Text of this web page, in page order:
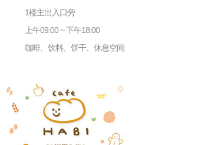
1楼主出入口旁
上午09:00 ~ 下午18:00
咖啡、饮料、饼干、休息空间